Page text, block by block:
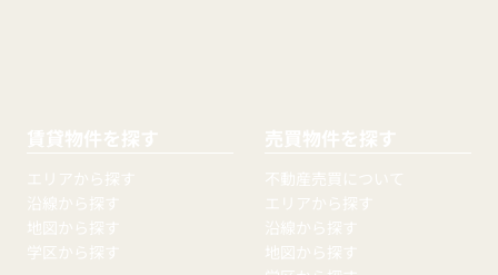
賃貸物件を探す
エリアから探す
沿線から探す
地図から探す
学区から探す
売買物件を探す
不動産売買について
エリアから探す
沿線から探す
地図から探す